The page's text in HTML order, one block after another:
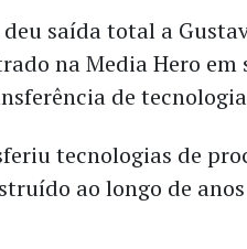
saída total a
na Media Hero
de
tecnologias de
ao longo de